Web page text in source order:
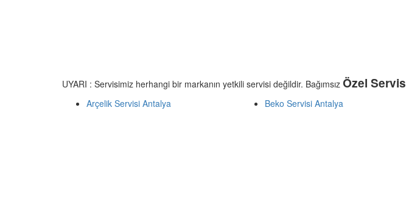
UYARI : Servisimiz herhangi bir markanın yetkili servisi değildir. Bağımsız Özel Servis
Arçelik Servisi Antalya Beko Servisi Antalya